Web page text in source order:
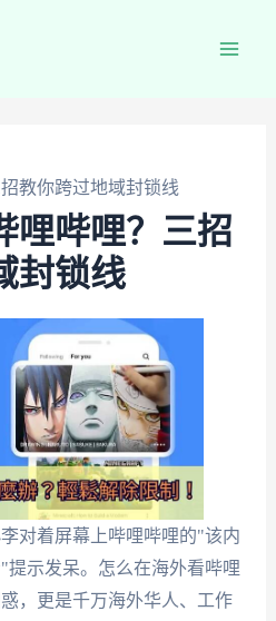
教你跨过地域封锁线
哩哔哩？三招
封锁线
对着屏幕上哔哩哔哩的"该内
提示发呆。怎么在海外看哔哩
，更是千万海外华人、工作